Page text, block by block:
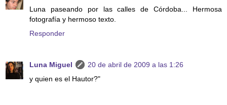
Luna paseando por las calles de Córdoba... Hermosa
fotografía y hermoso texto.
Responder
Luna Miguel
20 de abril de 2009 a las 1:26
y quien es el Hautor?"